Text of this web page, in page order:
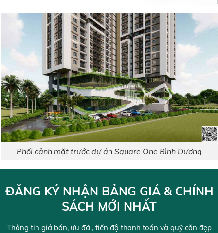
Phối cảnh mặt trước dự án Square One Bình Dương
ĐĂNG KÝ NHẬN BẢNG GIÁ & CHÍNH
SÁCH MỚI NHẤT
Thông tin giá bán, ưu đãi, tiến độ thanh toán và quỹ căn đẹp